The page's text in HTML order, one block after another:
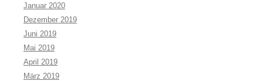
Januar 2020
Dezember 2019
Juni 2019
Mai 2019
April 2019
März 2019